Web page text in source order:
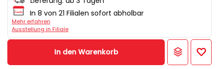
In 8 von 21 Filialen sofort abholbar
Mehr erfahren
Ausstellung in Filiale
In den Warenkorb